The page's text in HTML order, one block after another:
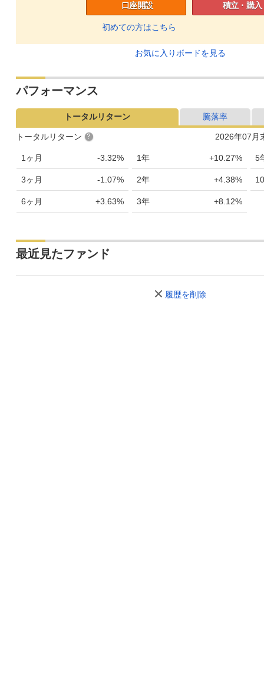
口座開設
初めての方はこちら
積立・購入
お気に入りボードを見る
パフォーマンス
トータルリターン 騰落率
2026年07月
トータルリターン
1ヶ月 -3.32%
3ヶ月 -1.07%
6ヶ月 +3.63%
1年 +10.27%
2年 +4.38%
3年 +8.12%
5
最近見たファンド
履歴を削除